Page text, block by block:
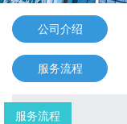
公司介绍
服务流程
服务流程